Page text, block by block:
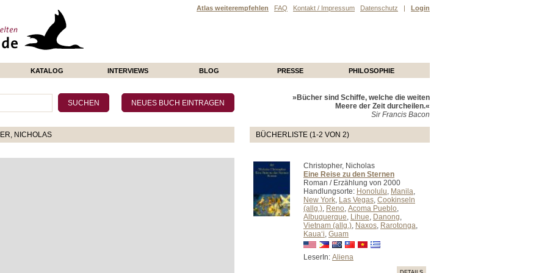
Atlas weiterempfehlen FAQ Kontakt / Impressum Datenschutz | Login
KATALOG INTERVIEWS BLOG PRESSE PHILOSOPHIE
NICHOLAS
»Bücher sind Schiffe, welche die weiten
Meere der Zeit durcheilen.«
Sir Francis Bacon
BÜCHERLISTE (1-2 VON 2)
Christopher, Nicholas
Eine Reise zu den Sternen
Roman / Erzählung von 2000
Handlungsorte: Honolulu, Manila,
New York, Las Vegas, Cookinseln
(allg.), Reno, Acoma Pueblo,
Albuquerque, Lihue, Danong,
Vietnam (allg.), Naxos, Rarotonga,
Kauaʻi, Guam
LeserIn: Aliena